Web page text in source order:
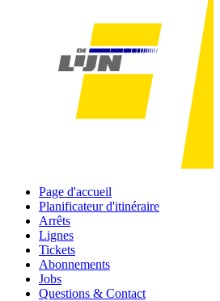
Page d'accueil
Planificateur d'itinéraire
Arrêts
Lignes
Tickets
Abonnements
Jobs
Questions & Contact